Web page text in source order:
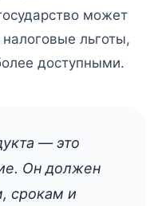
может
льготы,
доступными.
— это
Он должен
срокам и